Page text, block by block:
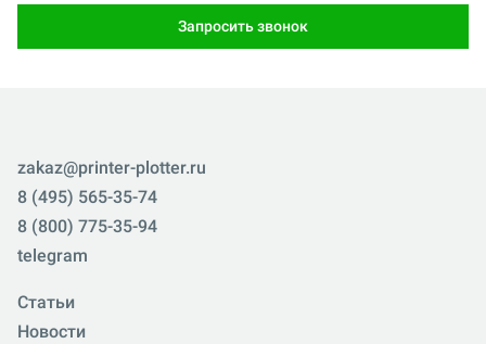
Запросить звонок
zakaz@printer-plotter.ru
8 (495) 565-35-74
8 (800) 775-35-94
telegram
Статьи
Новости